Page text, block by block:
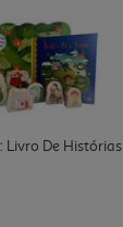
Livro De Histórias